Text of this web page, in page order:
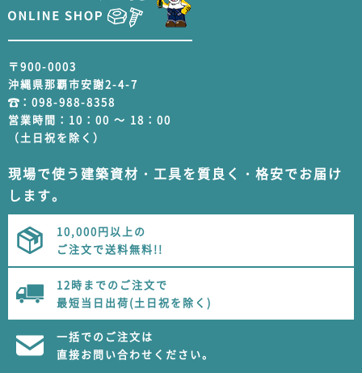
〒900-0003
沖縄県那覇市安謝2-4-7
： 098-988-8358
営業時間：10：00 ～ 18：00
（土日祝を除く）
現場で使う建築資材・工具を質良く・格安でお届け
します。
10,000円以上の
ご注文で送料無料!!
12時までのご注文で
最短当日出荷(土日祝を除く)
一括でのご注文は
直接お問い合わせください。